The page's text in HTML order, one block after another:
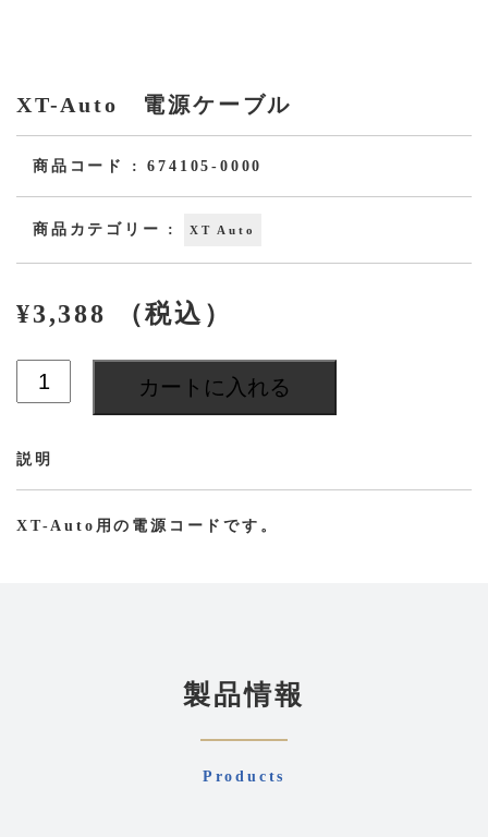
XT-Auto 電源ケーブル
商品コード :674105-0000
商品カテゴリー : XT Auto
¥3,388 （税込）
XT-
Auto
源
ブ
カートに入れる
説明
XT-Auto用の電源コードです。
製品情報
Products